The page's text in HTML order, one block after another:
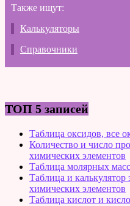
Также ищут:
Калькуляторы
Справочники
ТОП 5 записей
Таблица оксидов, все
Количество и число
химических элементов
Таблица молярных
Таблица и калькулятор
химических элементов
Таблица кислот и